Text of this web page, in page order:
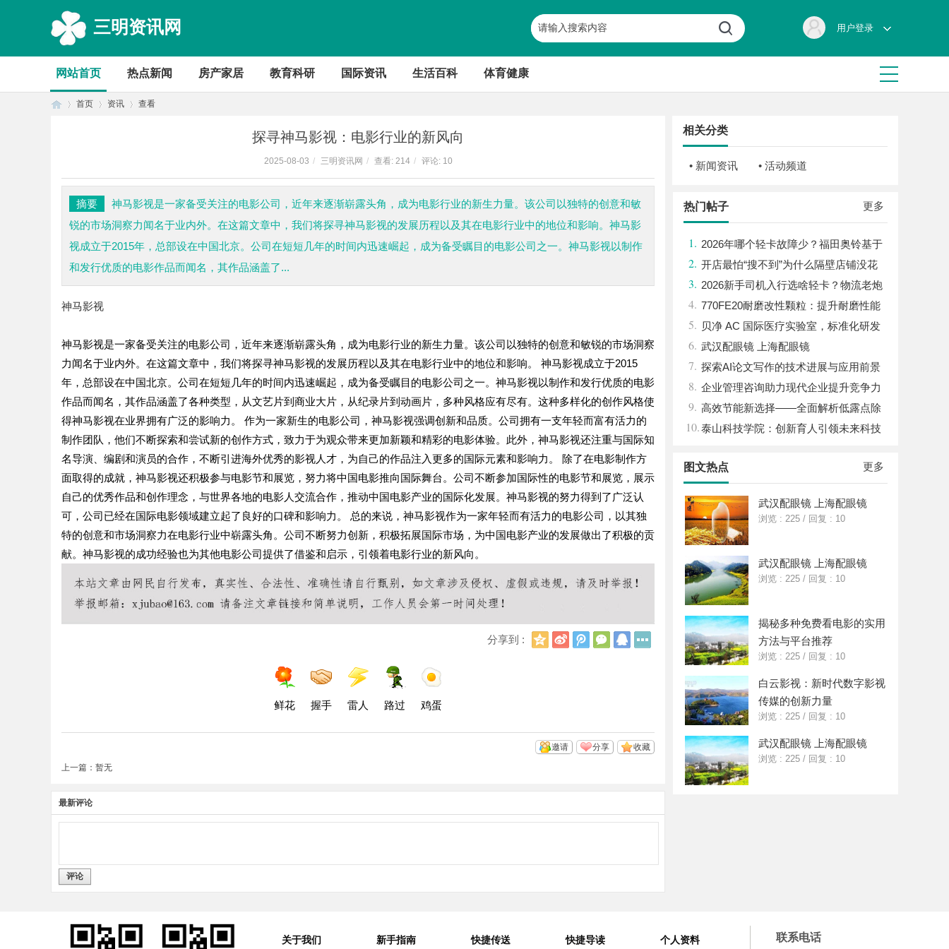
三明资讯网 用户登录
网站首页 热点新闻 房产家居 教育科研 国际资讯 生活百科 体育健康
首页 资讯 查看
探寻神马影视：电影行业的新风向
2025-08-03 / 三明资讯网 / 查看: 214 / 评论: 10
摘要
神马影视是一家备受关注的电影公司，近年来逐渐崭露头角，成为电影行业的新生力量。该公司以独特的创意和敏
锐的市场洞察力闻名于业内外。在这篇文章中，我们将探寻神马影视的发展历程以及其在电影行业中的地位和影响。神马影
视成立于2015年，总部设在中国北京。公司在短短几年的时间内迅速崛起，成为备受瞩目的电影公司之一。神马影视以制作
和发行优质的电影作品而闻名，其作品涵盖了...
神马影视
神马影视是一家备受关注的电影公司，近年来逐渐崭露头角，成为电影行业的新生力量。该公司以独特的创意和敏锐的市场洞察
力闻名于业内外。在这篇文章中，我们将探寻神马影视的发展历程以及其在电影行业中的地位和影响。 神马影视成立于2015
年，总部设在中国北京。公司在短短几年的时间内迅速崛起，成为备受瞩目的电影公司之一。神马影视以制作和发行优质的电影
作品而闻名，其作品涵盖了各种类型，从文艺片到商业大片，从纪录片到动画片，多种风格应有尽有。这种多样化的创作风格使
得神马影视在业界拥有广泛的影响力。 作为一家新生的电影公司，神马影视强调创新和品质。公司拥有一支年轻而富有活力的
制作团队，他们不断探索和尝试新的创作方式，致力于为观众带来更加新颖和精彩的电影体验。此外，神马影视还注重与国际知
名导演、编剧和演员的合作，不断引进海外优秀的影视人才，为自己的作品注入更多的国际元素和影响力。 除了在电影制作方
面取得的成就，神马影视还积极参与电影节和展览，努力将中国电影推向国际舞台。公司不断参加国际性的电影节和展览，展示
自己的优秀作品和创作理念，与世界各地的电影人交流合作，推动中国电影产业的国际化发展。神马影视的努力得到了广泛认
可，公司已经在国际电影领域建立起了良好的口碑和影响力。 总的来说，神马影视作为一家年轻而有活力的电影公司，以其独
特的创意和市场洞察力在电影行业中崭露头角。公司不断努力创新，积极拓展国际市场，为中国电影产业的发展做出了积极的贡
献。神马影视的成功经验也为其他电影公司提供了借鉴和启示，引领着电影行业的新风向。
分享到 :
Q
新
浪
腾
讯
微
信
Q
鲜花 握手 雷人 路过 鸡蛋
收藏
分享
邀请
上一篇：暂无
最新评论
评论
相关分类
• 新闻资讯 • 活动频道
更多
热门帖子
1. 2026年哪个轻卡故障少？福田奥铃基于
百万公里验证的可靠之选
2. 开店最怕“搜不到”为什么隔壁店铺没花
钱，ai却天天给他免费派单？
3. 2026新手司机入行选啥轻卡？物流老炮
儿的深度选车经与标杆车型解析
4. 770FE20耐磨改性颗粒：提升耐磨性能
的革命性材料
5. 贝净 AC 国际医疗实验室，标准化研发
体系全解析
6. 武汉配眼镜 上海配眼镜
7. 探索AI论文写作的技术进展与应用前景
8. 企业管理咨询助力现代企业提升竞争力
的实践与策略
9. 高效节能新选择——全面解析低露点除
湿机的应用与优势
10.泰山科技学院：创新育人引领未来科技
更多
图文热点
武汉配眼镜 上海配眼镜
浏览 : 225 / 回复 : 10
武汉配眼镜 上海配眼镜
浏览 : 225 / 回复 : 10
揭秘多种免费看电影的实用
方法与平台推荐
浏览 : 225 / 回复 : 10
白云影视：新时代数字影视
传媒的创新力量
浏览 : 225 / 回复 : 10
武汉配眼镜 上海配眼镜
浏览 : 225 / 回复 : 10
关于我们 新手指南 快捷传送 快捷导读 个人资料 联系电话